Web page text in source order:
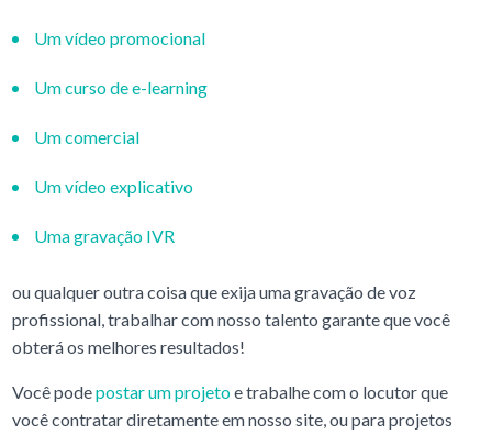
Um vídeo promocional
Um curso de e-learning
Um comercial
Um vídeo explicativo
Uma gravação IVR
ou qualquer outra coisa que exija uma gravação de voz
profissional, trabalhar com nosso talento garante que você
obterá os melhores resultados!
Você podepostar um projetoe trabalhe com o locutor que
você contratar diretamente em nosso site, ou para projetos